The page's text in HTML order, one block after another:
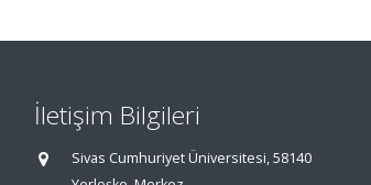
İletişim Bilgileri
Sivas Cumhuriyet Üniversitesi, 58140